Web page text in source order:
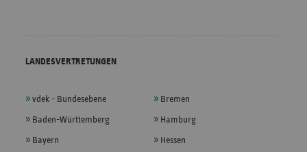
LANDESVERTRETUNGEN
vdek - Bundesebene
Baden-Württemberg
Bayern
Bremen
Hamburg
Hessen